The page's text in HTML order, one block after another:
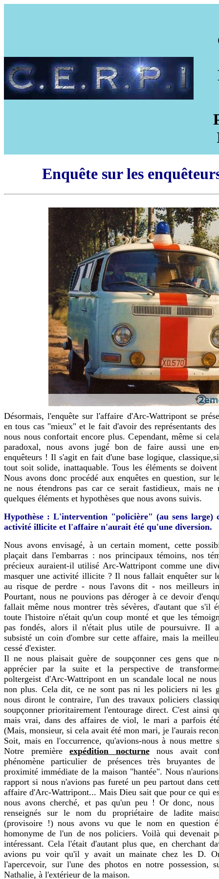
Enquête sur les
Désormais, l'enquête sur l'affaire d'Arc-Wattripont se
en tous cas "mieux" et le fait d'avoir des représentants des
nous nous confortait encore plus. Cependant, même si
paradoxal, nous avons jugé bon de faire aussi une
enquêteurs ! Il s'agit en fait d'une base logique,
tout soit solide, inattaquable. Tous les éléments se
Nous avons donc procédé aux enquêtes en question, sur
ne nous étendrons pas car ce serait fastidieux, mais ne
quelques éléments et hypothèses que nous avons suivis.
Hypothèse : L'intervention "policière" (au sens large)
activité illicite et l'affaire n'aurait été qu'une diversion.
Nous avons envisagé, à un certain moment, cette
plaçait dans l'embarras : nos principaux témoins, nos
précieux auraient-il utilisé Arc-Wattripont comme une
masquer une activité illicite ? Il nous fallait enquêter sur
au risque de perdre - nous l'avons dit - nos meilleurs
Pourtant, nous ne pouvions pas déroger à ce devoir
fallait même nous montrer très sévères, d'autant que s'il
toute l'histoire n'était qu'un coup monté et que les
pas fondés, alors il n'était plus utile de poursuivre. Il
subsisté un coin d'ombre sur cette affaire, mais la
cessé d'exister.
Il ne nous plaisait guère de soupçonner ces gens que
apprécier par la suite et la perspective de
poltergeist d'Arc-Wattripont en un scandale local ne
non plus. Cela dit, ce ne sont pas ni les policiers ni les
nous diront le contraire, l'un des travaux policiers
soupçonner prioritairement l'entourage direct. C'est ainsi
mais vrai, dans des affaires de viol, le mari a parfois
(Mais, monsieur, si cela avait été mon mari, je l'aurais
Soit, mais en l'occurrence, qu'avions-nous à nous mettre
Notre première expédition nocturnenous avait
phénomène particulier de présences très bruyantes
proximité immédiate de la maison "hantée". Nous
rapport si nous n'avions pas fureté un peu partout dans
affaire d'Arc-Wattripont... Mais Dieu sait que pour ce qui
nous avons cherché, et pas qu'un peu ! Or donc, nous
renseignés sur le nom du propriétaire de ladite
(provisoire !) nous avons vu que le nom en question
homonyme de l'un de nos policiers. Voilà qui devenait
intéressant. Cela l'était d'autant plus que, en cherchant
avions pu voir qu'il y avait un mainate chez les D.
l'apercevoir, sur l'une des photos en notre possession,
Nathalie, à l'extérieur de la maison.